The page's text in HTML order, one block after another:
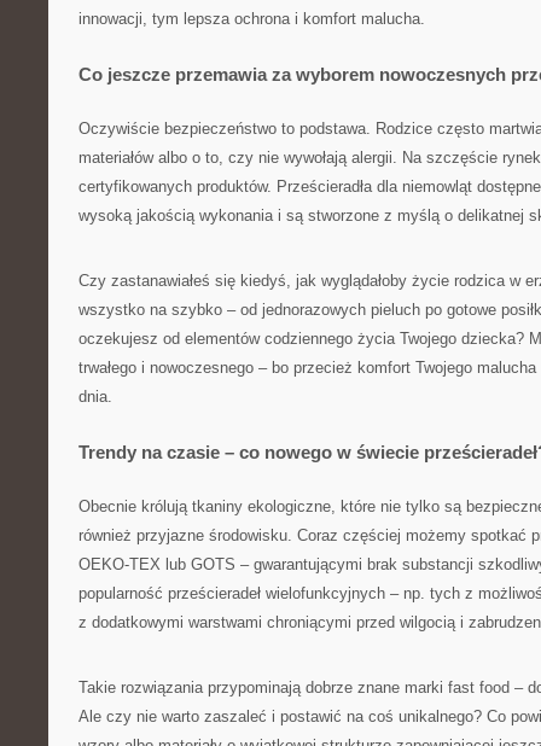
innowacji, tym lepsza ochrona i komfort malucha.
Co jeszcze przemawia za wyborem nowoczesnych
Oczywiście bezpieczeństwo to podstawa. Rodzice często
materiałów albo o to, czy nie wywołają alergii. Na szczęście
certyfikowanych produktów. Prześcieradła dla niemowląt
wysoką jakością wykonania i są stworzone z myślą o delikatnej
Czy zastanawiałeś się kiedyś, jak wyglądałoby życie rodzica w
wszystko na szybko – od jednorazowych pieluch po gotowe
oczekujesz od elementów codziennego życia Twojego dziecka?
trwałego i nowoczesnego – bo przecież komfort Twojego
dnia.
Trendy na czasie – co nowego w świecie
Obecnie królują tkaniny ekologiczne, które nie tylko są
również przyjazne środowisku. Coraz częściej możemy spotkać
OEKO-TEX lub GOTS – gwarantującymi brak substancji
popularność prześcieradeł wielofunkcyjnych – np. tych z
z dodatkowymi warstwami chroniącymi przed wilgocią i
Takie rozwiązania przypominają dobrze znane marki fast food –
Ale czy nie warto zaszaleć i postawić na coś unikalnego? Co